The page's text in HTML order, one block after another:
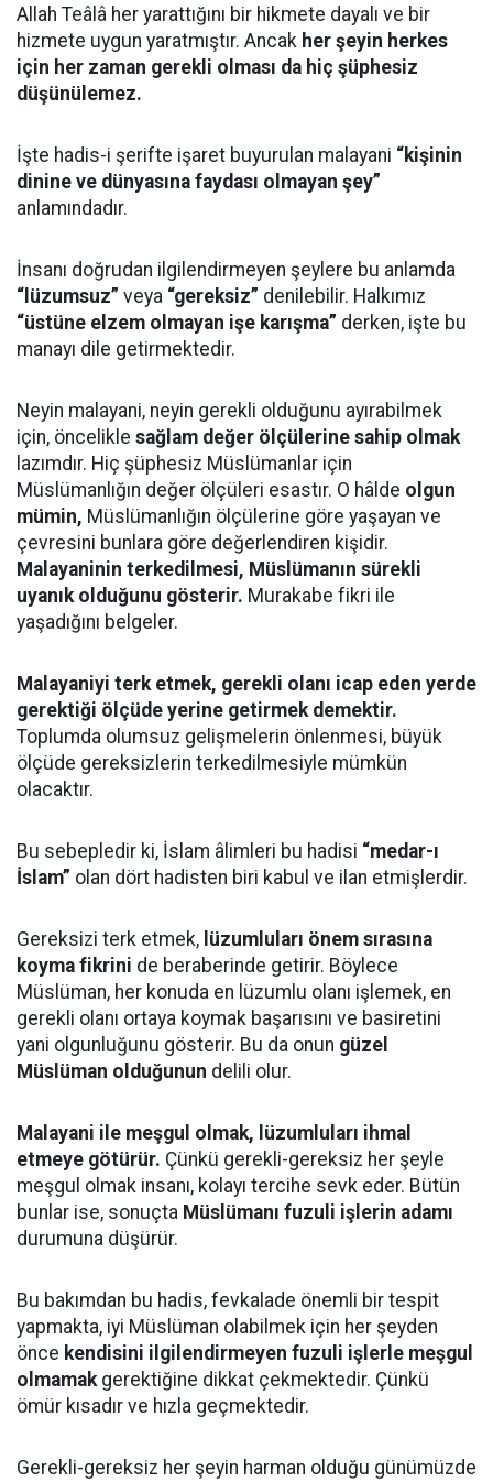
Allah Teâlâ her yarattığını bir hikmete dayalı ve bir
hizmete uygun yaratmıştır. Ancak her şeyin herkes
için her zaman gerekli olması da hiç şüphesiz
düşünülemez.
İşte hadis-i şerifte işaret buyurulan malayani “kişinin
dinine ve dünyasına faydası olmayan şey”
anlamındadır.
İnsanı doğrudan ilgilendirmeyen şeylere bu anlamda
“lüzumsuz” veya “gereksiz” denilebilir. Halkımız
“üstüne elzem olmayan işe karışma” derken, işte bu
manayı dile getirmektedir.
Neyin malayani, neyin gerekli olduğunu ayırabilmek
için, öncelikle sağlam değer ölçülerine sahip olmak
lazımdır. Hiç şüphesiz Müslümanlar için
Müslümanlığın değer ölçüleri esastır. O hâlde olgun
mümin, Müslümanlığın ölçülerine göre yaşayan ve
çevresini bunlara göre değerlendiren kişidir.
Malayaninin terkedilmesi, Müslümanın sürekli
uyanık olduğunu gösterir. Murakabe fikri ile
yaşadığını belgeler.
Malayaniyi terk etmek, gerekli olanı icap eden yerde
gerektiği ölçüde yerine getirmek demektir.
Toplumda olumsuz gelişmelerin önlenmesi, büyük
ölçüde gereksizlerin terkedilmesiyle mümkün
olacaktır.
Bu sebepledir ki, İslam âlimleri bu hadisi “medar-ı
İslam” olan dört hadisten biri kabul ve ilan etmişlerdir.
Gereksizi terk etmek, lüzumluları önem sırasına
koyma fikrini de beraberinde getirir. Böylece
Müslüman, her konuda en lüzumlu olanı işlemek, en
gerekli olanı ortaya koymak başarısını ve basiretini
yani olgunluğunu gösterir. Bu da onun güzel
Müslüman olduğunun delili olur.
Malayani ile meşgul olmak, lüzumluları ihmal
etmeye götürür. Çünkü gerekli-gereksiz her şeyle
meşgul olmak insanı, kolayı tercihe sevk eder. Bütün
bunlar ise, sonuçta Müslümanı fuzuli işlerin adamı
durumuna düşürür.
Bu bakımdan bu hadis, fevkalade önemli bir tespit
yapmakta, iyi Müslüman olabilmek için her şeyden
önce kendisini ilgilendirmeyen fuzuli işlerle meşgul
olmamakgerektiğine dikkat çekmektedir. Çünkü
ömür kısadır ve hızla geçmektedir.
Gerekli-gereksiz her şeyin harman olduğu günümüzde